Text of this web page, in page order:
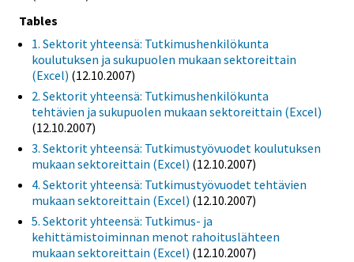
Tables
1. Sektorit yhteensä: Tutkimushenkilökunta
koulutuksen ja sukupuolen mukaan sektoreittain
(Excel) (12.10.2007)
2. Sektorit yhteensä: Tutkimushenkilökunta
tehtävien ja sukupuolen mukaan sektoreittain (Excel)
(12.10.2007)
3. Sektorit yhteensä: Tutkimustyövuodet koulutuksen
mukaan sektoreittain (Excel) (12.10.2007)
4. Sektorit yhteensä: Tutkimustyövuodet tehtävien
mukaan sektoreittain (Excel) (12.10.2007)
5. Sektorit yhteensä: Tutkimus- ja
kehittämistoiminnan menot rahoituslähteen
mukaan sektoreittain (Excel) (12.10.2007)